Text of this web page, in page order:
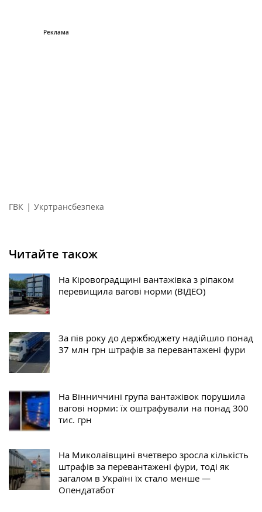
ГВК | Укртрансбезпека
Читайте також
На Кіровоградщині вантажівка з ріпаком
перевищила вагові норми (ВІДЕО)
За пів року до держбюджету надійшло понад
37 млн грн штрафів за перевантажені фури
На Вінниччині група вантажівок порушила
вагові норми: їх оштрафували на понад 300
тис. грн
На Миколаївщині вчетверо зросла кількість
штрафів за перевантажені фури, тоді як
загалом в Україні їх стало менше —
Опендатабот